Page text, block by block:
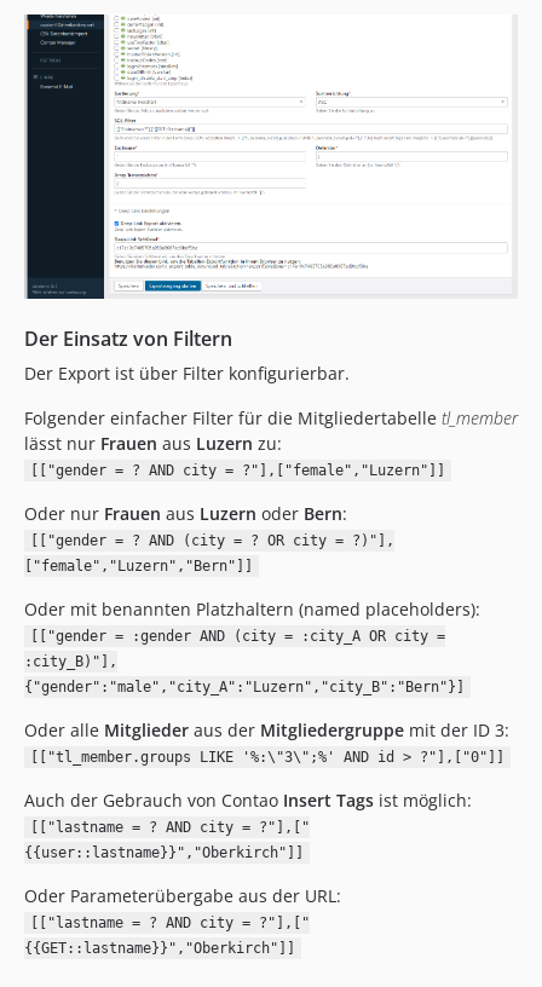
3.1.2
3.1.1
2.0.2
2.0.0
1.2.0
1.1.2
1.1.1
1.1.0
1.0.0
dev-master
Der Einsatz von Filtern
Der Export ist über Filter konfigurierbar.
Folgender einfacher Filter für die Mitgliedertabelle tl_member
lässt nur Frauen aus Luzern zu:
[["gender = ? AND city = ?"],["female","Luzern"]]
Oder nur Frauen aus Luzern oder Bern:
[["gender = ? AND (city = ? OR city = ?)"],
["female","Luzern","Bern"]]
Oder mit benannten Platzhaltern (named placeholders):
[["gender = :gender AND (city = :city_A OR city =
:city_B)"],
{"gender":"male","city_A":"Luzern","city_B":"Bern"}]
Oder alle Mitglieder aus der Mitgliedergruppe mit der ID 3:
[["tl_member.groups LIKE '%:\"3\";%' AND id > ?"],["0"]]
Auch der Gebrauch von Contao Insert Tags ist möglich:
[["lastname = ? AND city = ?"],["
{{user::lastname}}","Oberkirch"]]
Oder Parameterübergabe aus der URL:
[["lastname = ? AND city = ?"],["
{{GET::lastname}}","Oberkirch"]]